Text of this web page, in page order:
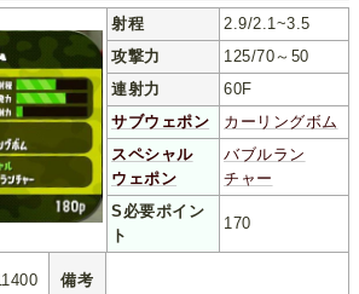
射程
2.9/2.1~3.5
攻撃力
125/70～50
連射力
60F
サブウェポン
カーリングボム
スペシャル
ウェポン
バブルラン
チャー
S必要ポイン
ト
170
備考